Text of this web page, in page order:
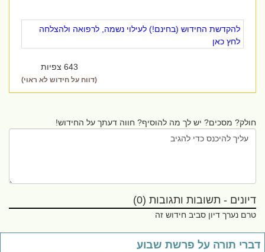
להקדשת החידוש (בחינם!) לעילוי נשמה, לרפואה ולהצלחה
לחץ כאן
643 צפיות
(דווח על חידוש לא ראוי)
חולק? מסכים? יש לך מה להוסיף? חווה דעתך על החידוש!
דיונים - תשובות ותגובות (0)
טרם נערך דיון סביב חידוש זה
תורה על פרשת שבוע